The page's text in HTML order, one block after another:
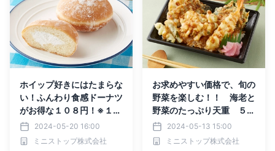
ホイップ好きにはたまらな
い！ふんわり食感ドーナツ
がお得な１０８円！※１、
「ホイップドーナツ」５
月２１日（火）より期間限
定発売！！
2024-05-20 16:00
ミニストップ株式会社
お求めやすい価格で、旬の
野菜を楽しむ！！ 海老と
野菜のたっぷり天重 ５月
１４日（火）新発売
2024-05-13 15:00
ミニストップ株式会社